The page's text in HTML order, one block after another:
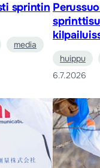
sprintin
media
huippu
6.7.2026